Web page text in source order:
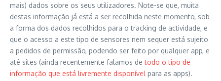
mais) dados sobre os seus utilizadores. Note-se que, muita
destas informação já está a ser recolhida neste momento, sob
a forma dos dados recolhidos para o tracking de actividade, e
que o acesso a este tipo de sensores nem sequer está sujeito
a pedidos de permissão, podendo ser feito por qualquer app, e
até sites (ainda recentemente falamos detodo o tipo de
informação que está livremente disponível para as apps).